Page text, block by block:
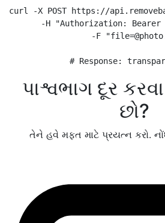
curl -X POST https://
-H "Authorization: Bearer
-F
# Response:
પાશ્વભાગ દૂર
છો?
તેને હવે મફત માટે પ્રયત્ન કરો.